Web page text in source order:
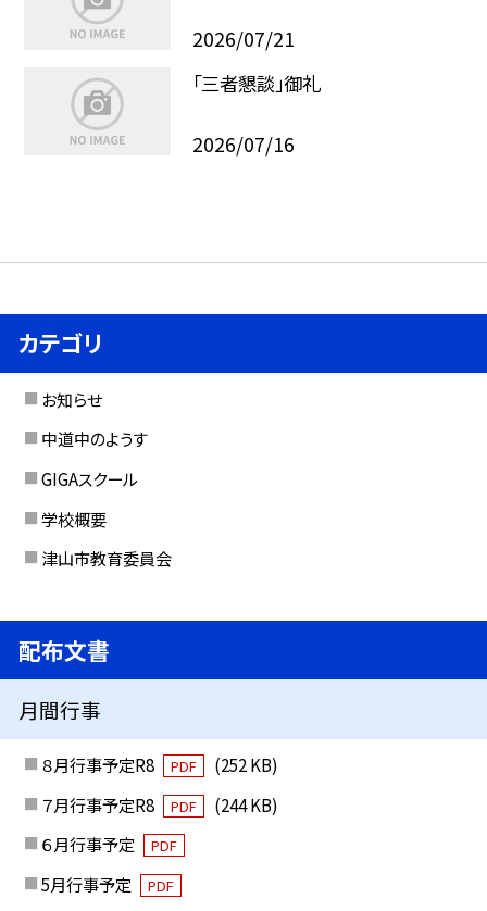
2026/07/21
「三者懇談」御礼
2026/07/16
カテゴリ
お知らせ
中道中のようす
GIGAスクール
学校概要
津山市教育委員会
配布文書
月間行事
８月行事予定R8 PDF
(252 KB)
７月行事予定R8
PDF
(244 KB)
６月行事予定
PDF
5月行事予定 PDF